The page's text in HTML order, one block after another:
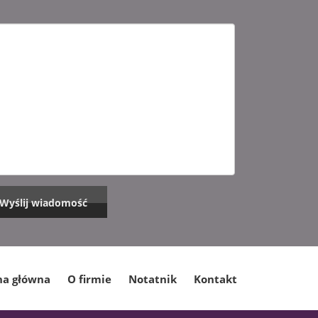
główna O firmie Notatnik Kontakt